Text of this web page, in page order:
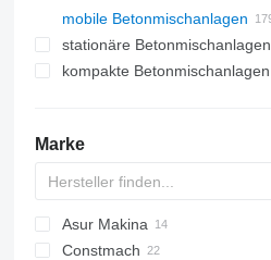
mobile Betonmischanlagen
stationäre Betonmischanlagen
kompakte Betonmischanlagen
Marke
Asur Makina
2.5
MobKing
Constmach